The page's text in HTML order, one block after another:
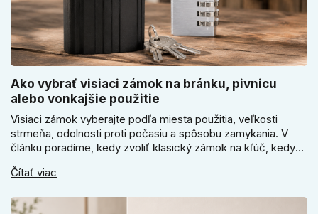
Ako vybrať visiaci zámok na bránku, pivnicu
alebo vonkajšie použitie
Visiaci zámok vyberajte podľa miesta použitia, veľkosti
strmeňa, odolnosti proti počasiu a spôsobu zamykania. V
článku poradíme, kedy zvoliť klasický zámok na kľúč, kedy
sa pri bránke, pivnici alebo záhradnom domčeku neoplatí
Čítať viac